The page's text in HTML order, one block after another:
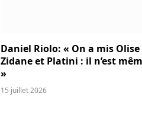
Daniel Riolo: « On a mis
Zidane et Platini : il n’est
»
15 juillet 2026